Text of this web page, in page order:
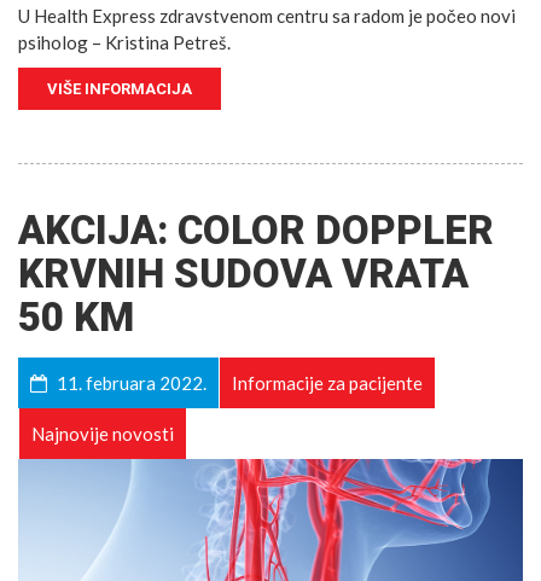
U Health Express zdravstvenom centru sa radom je počeo novi
psiholog – Kristina Petreš.
VIŠE INFORMACIJA
AKCIJA: COLOR DOPPLER
KRVNIH SUDOVA VRATA
50 KM
11. februara 2022. Informacije za pacijente
Najnovije novosti